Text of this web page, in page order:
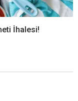
İhalesi!